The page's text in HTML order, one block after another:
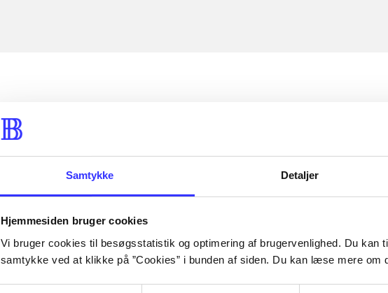
Samtykke Detaljer
Hjemmesiden bruger cookies
Vi bruger cookies til besøgsstatistik og optimering af brugervenlighed. Du
samtykke ved at klikke på ”Cookies” i bunden af siden. Du kan læse mere om
...
...